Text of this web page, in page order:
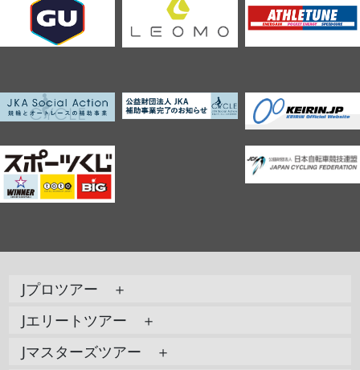
Jプロツアー ＋
Jエリートツアー ＋
Jマスターズツアー ＋